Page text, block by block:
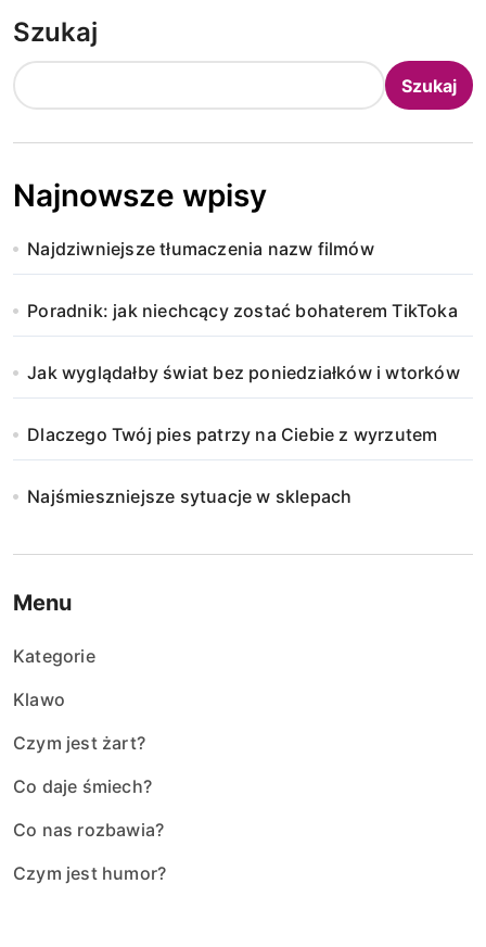
Szukaj
Szukaj
Najnowsze wpisy
Najdziwniejsze tłumaczenia nazw filmów
Poradnik: jak niechcący zostać bohaterem TikToka
Jak wyglądałby świat bez poniedziałków i wtorków
Dlaczego Twój pies patrzy na Ciebie z wyrzutem
Najśmieszniejsze sytuacje w sklepach
Menu
Kategorie
Klawo
Czym jest żart?
Co daje śmiech?
Co nas rozbawia?
Czym jest humor?